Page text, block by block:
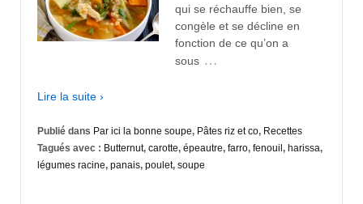
qui se réchauffe bien, se
congèle et se décline en
fonction de ce qu’on a
sous …
Lire la suite ›
Publié dans Par ici la bonne soupe, Pâtes riz et co, Recettes
Tagués avec : Butternut, carotte, épeautre, farro, fenouil , harissa,
légumes racine, panais, poulet, soupe